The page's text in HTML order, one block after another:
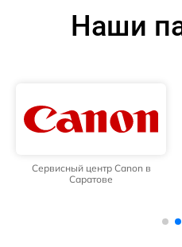
Наши
Сервисный центр Canon в
Саратове